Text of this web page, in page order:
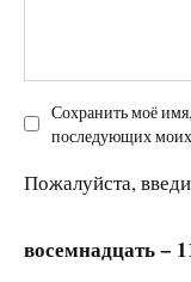
Сохранить моё
последующих
Пожалуйста,
восемнадцать −